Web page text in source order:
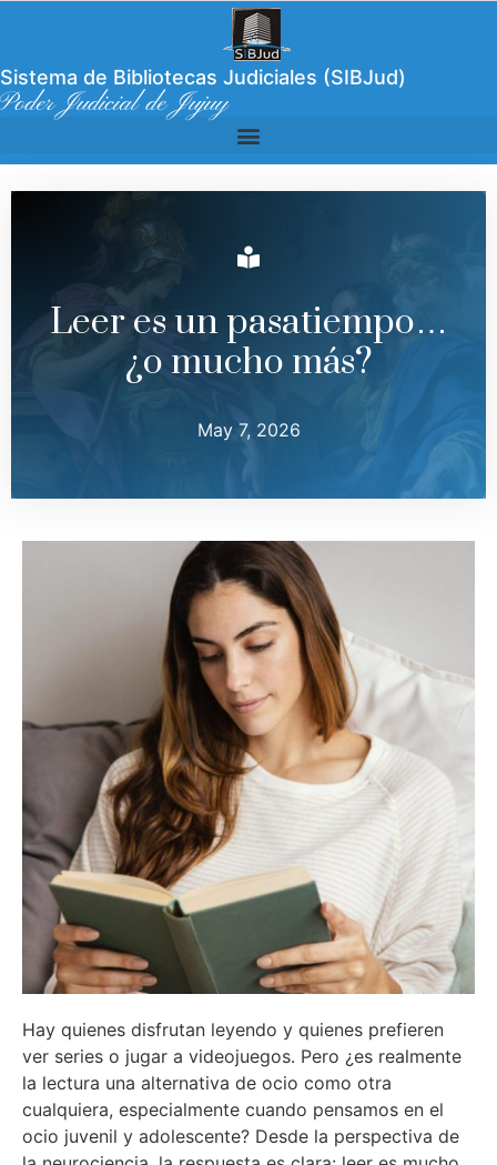
Sistema de Bibliotecas Judiciales (SIBJud)
Poder Judicial de Jujuy
Leer es un pasatiempo…
¿o mucho más?
May 7, 2026
Hay quienes disfrutan leyendo y quienes prefieren
ver series o jugar a videojuegos. Pero ¿es realmente
la lectura una alternativa de ocio como otra
cualquiera, especialmente cuando pensamos en el
ocio juvenil y adolescente? Desde la perspectiva de